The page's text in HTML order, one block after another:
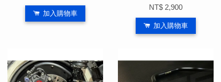
加入購物車
NT$ 2,900
加入購物車